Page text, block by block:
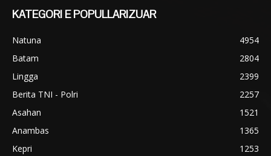
KATEGORI E POPULLARIZUAR
Natuna
4954
Batam
2804
Lingga
2399
Berita TNI - Polri
2257
Asahan
1521
Anambas
1365
Kepri
1253